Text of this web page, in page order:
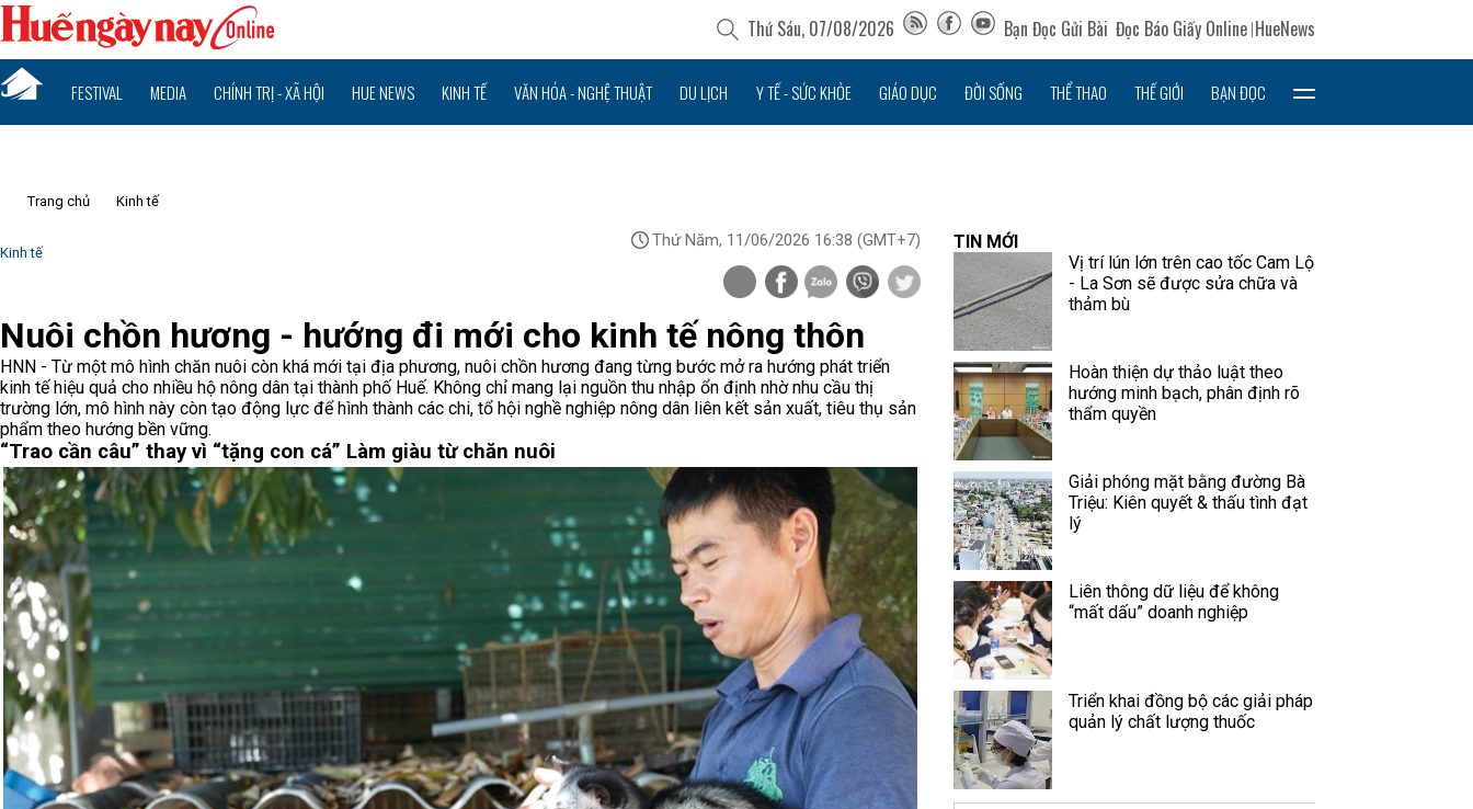
Thứ Sáu, 07/08/2026 Bạn Đọc Gửi Bài Đọc Báo Giấy Online HueNews
FESTIVAL MEDIA CHÍNH TRỊ - XÃ HỘI HUE NEWS KINH TẾ VĂN HÓA - NGHỆ THUẬT DU LỊCH Y TẾ - SỨC KHỎE GIÁO DỤC ĐỜI SỐNG THỂ THAO THẾ GIỚI BẠN ĐỌC
Trang chủ Kinh tế
Kinh tế
Thứ Năm, 11/06/2026 16:38 (GMT+7)
Nuôi chồn hương - hướng đi mới cho kinh tế nông thôn
HNN - Từ một mô hình chăn nuôi còn khá mới tại địa phương, nuôi chồn hương đang từng bước mở ra hướng phát triển
kinh tế hiệu quả cho nhiều hộ nông dân tại thành phố Huế. Không chỉ mang lại nguồn thu nhập ổn định nhờ nhu cầu thị
trường lớn, mô hình này còn tạo động lực để hình thành các chi, tổ hội nghề nghiệp nông dân liên kết sản xuất, tiêu thụ sản
phẩm theo hướng bền vững.
“Trao cần câu” thay vì “tặng con cá” Làm giàu từ chăn nuôi
TIN MỚI
Vị trí lún lớn trên cao tốc Cam Lộ
- La Sơn sẽ được sửa chữa và
thảm bù
Hoàn thiện dự thảo luật theo
hướng minh bạch, phân định rõ
thẩm quyền
Giải phóng mặt bằng đường Bà
Triệu: Kiên quyết & thấu tình đạt
lý
Liên thông dữ liệu để không
“mất dấu” doanh nghiệp
Triển khai đồng bộ các giải pháp
quản lý chất lượng thuốc